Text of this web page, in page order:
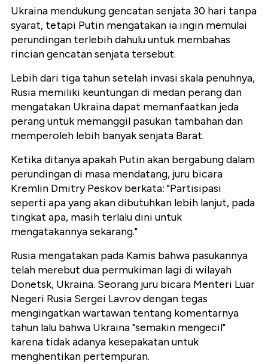
Ukraina mendukung gencatan senjata 30 hari tanpa
syarat, tetapi Putin mengatakan ia ingin memulai
perundingan terlebih dahulu untuk membahas
rincian gencatan senjata tersebut.
Lebih dari tiga tahun setelah invasi skala penuhnya,
Rusia memiliki keuntungan di medan perang dan
mengatakan Ukraina dapat memanfaatkan jeda
perang untuk memanggil pasukan tambahan dan
memperoleh lebih banyak senjata Barat.
Ketika ditanya apakah Putin akan bergabung dalam
perundingan di masa mendatang, juru bicara
Kremlin Dmitry Peskov berkata: "Partisipasi
seperti apa yang akan dibutuhkan lebih lanjut, pada
tingkat apa, masih terlalu dini untuk
mengatakannya sekarang."
Rusia mengatakan pada Kamis bahwa pasukannya
telah merebut dua permukiman lagi di wilayah
Donetsk, Ukraina. Seorang juru bicara Menteri Luar
Negeri Rusia Sergei Lavrov dengan tegas
mengingatkan wartawan tentang komentarnya
tahun lalu bahwa Ukraina "semakin mengecil"
karena tidak adanya kesepakatan untuk
menghentikan pertempuran.